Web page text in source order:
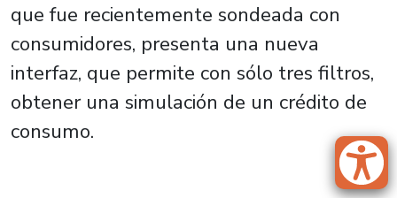
que fue recientemente sondeada con
consumidores, presenta una nueva
interfaz, que permite con sólo tres filtros,
obtener una simulación de un crédito de
consumo.